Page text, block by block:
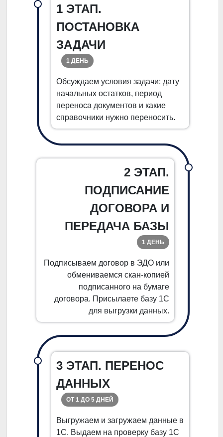
1 ЭТАП.
ПОСТАНОВКА
ЗАДАЧИ
1 ДЕНЬ
Обсуждаем условия задачи: дату
начальных остатков, период
переноса документов и какие
справочники нужно переносить.
2 ЭТАП.
ПОДПИСАНИЕ
ДОГОВОРА И
ПЕРЕДАЧА БАЗЫ
1 ДЕНЬ
Подписываем договор в ЭДО или
обмениваемся скан-копией
подписанного на бумаге
договора. Присылаете базу 1С
для выгрузки данных.
3 ЭТАП. ПЕРЕНОС
ДАННЫХ
ОТ 1 ДО 5 ДНЕЙ
Выгружаем и загружаем данные в
1С. Выдаем на проверку базу 1С